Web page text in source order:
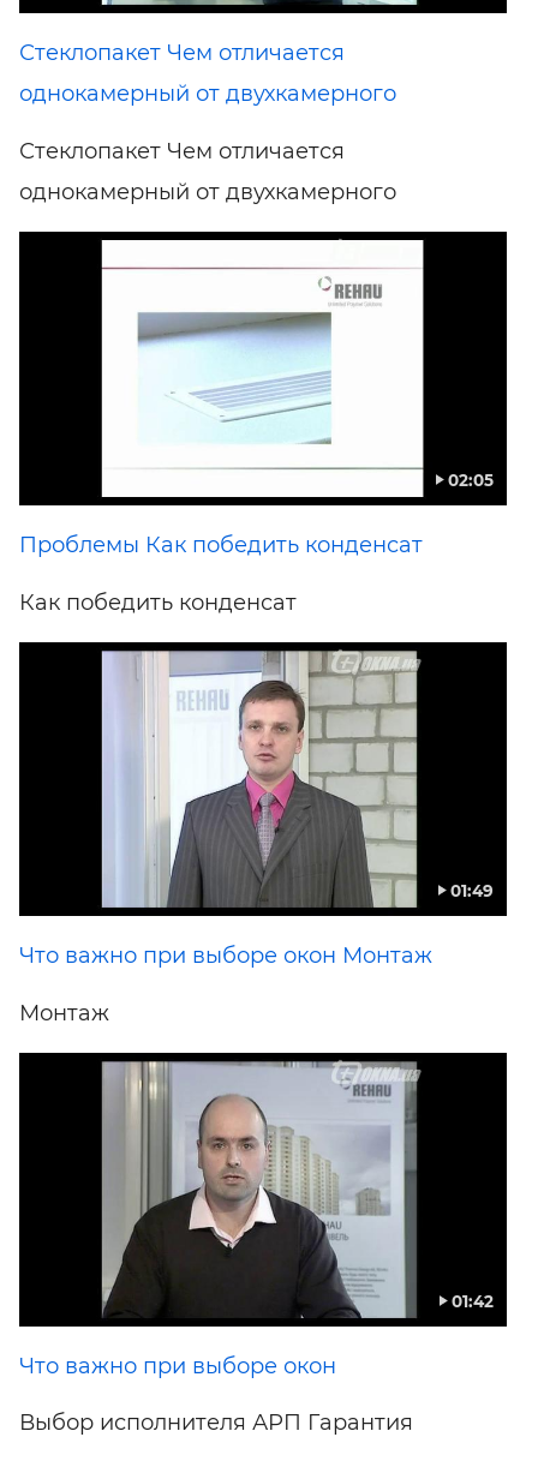
Стеклопакет Чем отличается
однокамерный от двухкамерного
Стеклопакет Чем отличается
однокамерный от двухкамерного
02:05
Проблемы Как победить конденсат
Как победить конденсат
01:49
Что важно при выборе окон Монтаж
Монтаж
01:42
Что важно при выборе окон
Выбор исполнителя АРП Гарантия